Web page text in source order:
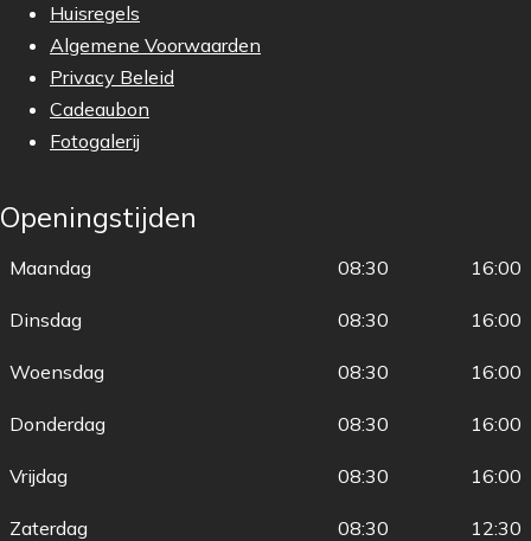
Huisregels
Algemene Voorwaarden
Privacy Beleid
Cadeaubon
Fotogalerij
Openingstijden
Maandag 08:30 16:00
Dinsdag 08:30 16:00
Woensdag 08:30 16:00
Donderdag 08:30 16:00
Vrijdag 08:30 16:00
Zaterdag 08:30 12:30